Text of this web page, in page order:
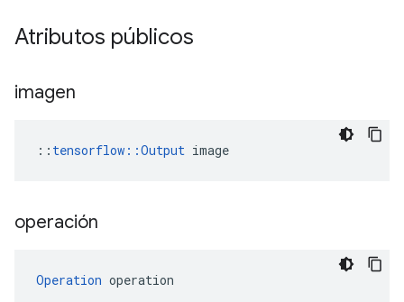
Atributos públicos
imagen
:: tensorflow::Output image
operación
Operation operation